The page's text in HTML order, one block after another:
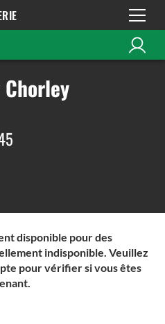
disponible pour des
indisponible. Veuillez
pour vérifier si vous êtes